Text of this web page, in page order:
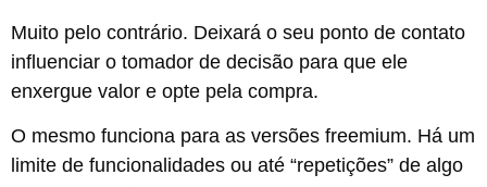
Muito pelo contrário. Deixará o seu ponto de contato
influenciar o tomador de decisão para que ele
enxergue valor e opte pela compra.
O mesmo funciona para as versões freemium. Há um
limite de funcionalidades ou até “repetições” de algo